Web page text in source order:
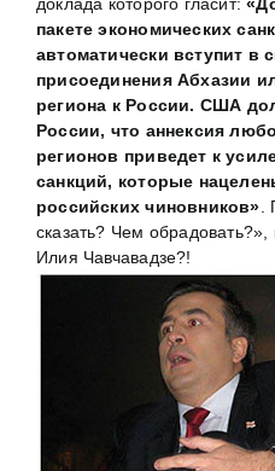
пакете экономических
автоматически вступит в
присоединения Абхазии
региона к России. США
России, что аннексия
регионов приведет к
санкций, которые
российских чиновников»
сказать? Чем обрадовать?»,
Илия Чавчавадзе?!